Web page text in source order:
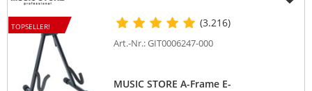
TOPSELLER! (3.216)
Art.-Nr.: GIT0006247-000
MUSIC STORE A-Frame E-